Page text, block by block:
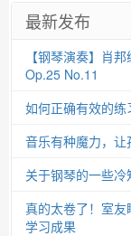
最新发布
【钢琴演奏】肖
Op.25 No.11
如何正确有效的练
音乐有种魔力，让
关于钢琴的一些
真的太卷了！室
学习成果